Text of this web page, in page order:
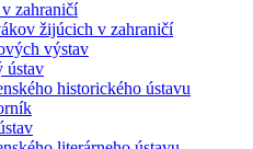
zahraničí
žijúcich v zahraničí
výstav
ústav
historického ústavu